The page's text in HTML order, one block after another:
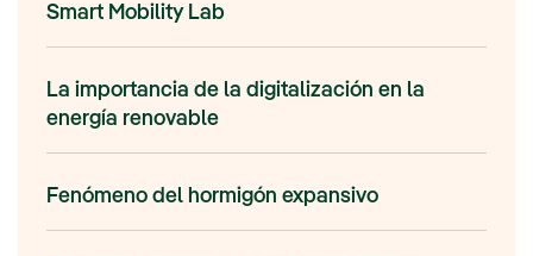
Smart Mobility Lab
La importancia de la digitalización en la
energía renovable
Fenómeno del hormigón expansivo